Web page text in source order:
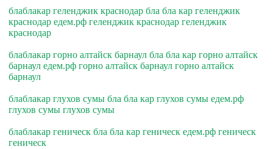
блаблакар геленджик краснодар бла бла кар геленджик
краснодар едем.рф геленджик краснодар геленджик
краснодар
блаблакар горно алтайск барнаул бла бла кар горно алтайск
барнаул едем.рф горно алтайск барнаул горно алтайск
барнаул
блаблакар глухов сумы бла бла кар глухов сумы едем.рф
глухов сумы глухов сумы
блаблакар геническ бла бла кар геническ едем.рф геническ
геническ